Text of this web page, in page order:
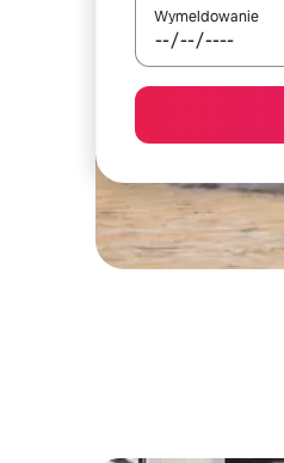
Wymeldowanie